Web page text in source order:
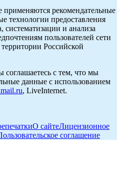
рекомендательные
технологии предоставления
и анализа
пользователей сети
Российской
соглашаетесь с тем, что мы
данные с использованием
, LiveInternet.
О сайтеЛицензионное
соглашение